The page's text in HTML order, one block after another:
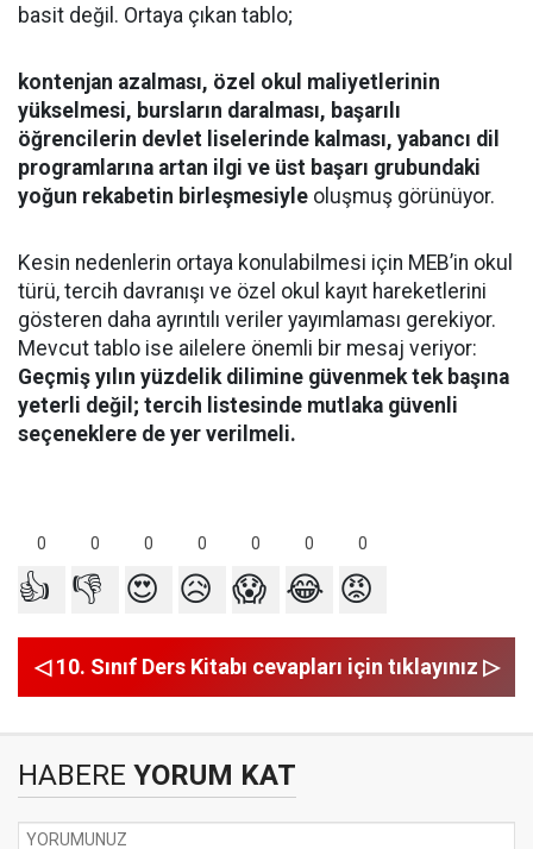
basit değil. Ortaya çıkan tablo;
kontenjan azalması, özel okul maliyetlerinin
yükselmesi, bursların daralması, başarılı
öğrencilerin devlet liselerinde kalması, yabancı dil
programlarına artan ilgi ve üst başarı grubundaki
yoğun rekabetin birleşmesiyle oluşmuş görünüyor.
Kesin nedenlerin ortaya konulabilmesi için MEB’in okul
türü, tercih davranışı ve özel okul kayıt hareketlerini
gösteren daha ayrıntılı veriler yayımlaması gerekiyor.
Mevcut tablo ise ailelere önemli bir mesaj veriyor:
Geçmiş yılın yüzdelik dilimine güvenmek tek başına
yeterli değil; tercih listesinde mutlaka güvenli
seçeneklere de yer verilmeli.
0 0 0 0 0 0 0
👍 👎 😍 😥 😱 😂 😡
◁ 10. Sınıf Ders Kitabı cevapları için tıklayınız ▷
HABERE YORUM KAT